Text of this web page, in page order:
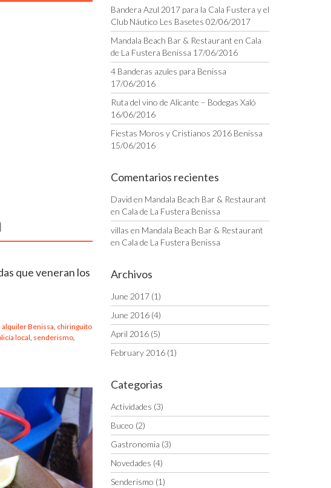
que veneran los
alquiler Benissa, chiringuito
local, senderismo,
Bandera Azul 2017 para la Cala Fustera y el
Club Náutico Les Basetes 02/06/2017
Mandala Beach Bar & Restaurant en Cala
de La Fustera Benissa 17/06/2016
4 Banderas azules para Benissa
17/06/2016
Ruta del vino de Alicante – Bodegas Xaló
16/06/2016
Fiestas Moros y Cristianos 2016 Benissa
15/06/2016
Comentarios recientes
David en Mandala Beach Bar & Restaurant
en Cala de La Fustera Benissa
villas en Mandala Beach Bar & Restaurant
en Cala de La Fustera Benissa
Archivos
June 2017(1)
June 2016(4)
April 2016(5)
February 2016(1)
Categorias
Actividades (3)
Buceo (2)
Gastronomia (3)
Novedades (4)
Senderismo (1)